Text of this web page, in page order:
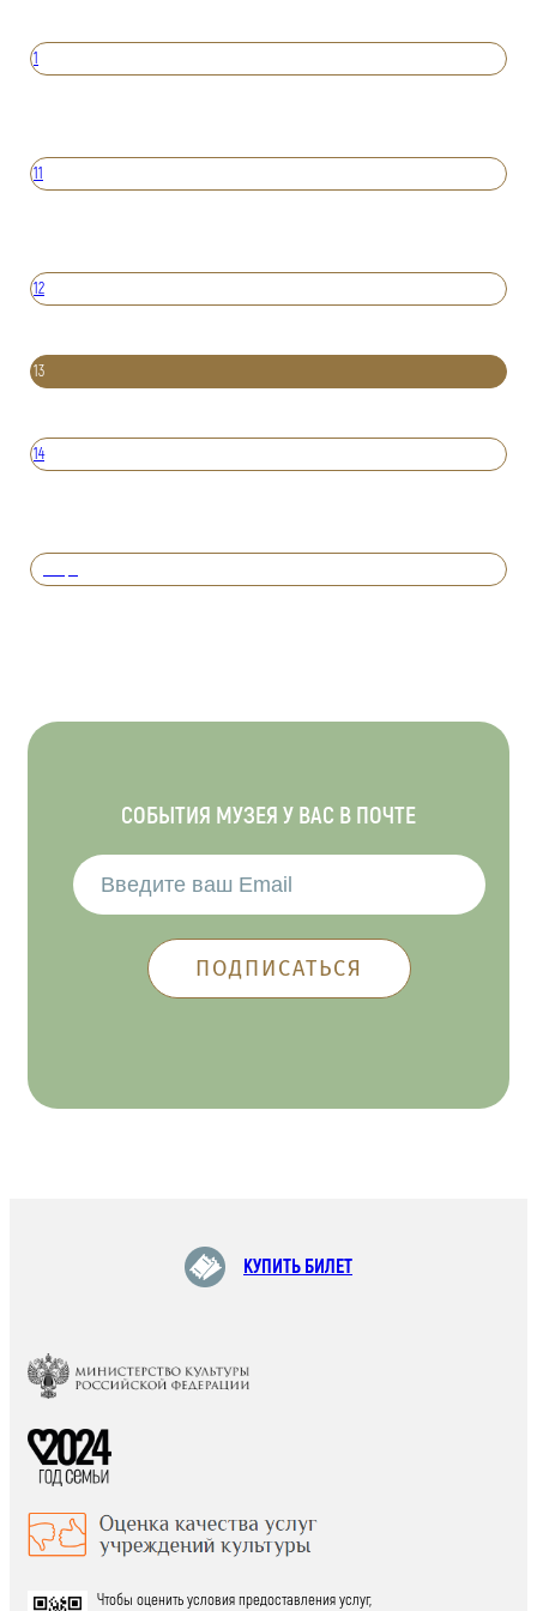
1
11
12
13
14
СОБЫТИЯ МУЗЕЯ У ВАС В ПОЧТЕ
КУПИТЬ БИЛЕТ
Чтобы оценить условия предоставления услуг,